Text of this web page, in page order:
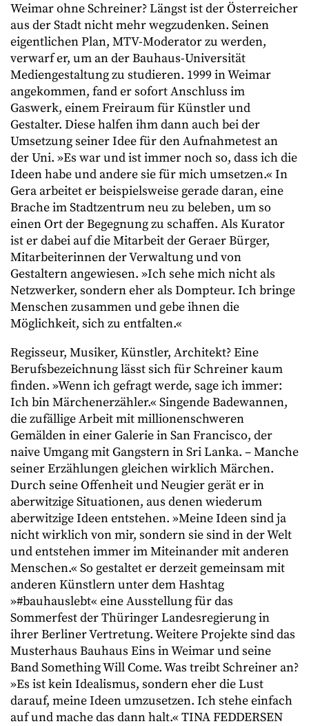
Weimar ohne Schreiner? Längst ist der Österreicher
aus der Stadt nicht mehr wegzudenken. Seinen
eigentlichen Plan, MTV-Moderator zu werden,
verwarf er, um an der Bauhaus-Universität
Mediengestaltung zu studieren. 1999 in Weimar
angekommen, fand er sofort Anschluss im
Gaswerk, einem Freiraum für Künstler und
Gestalter. Diese halfen ihm dann auch bei der
Umsetzung seiner Idee für den Aufnahmetest an
der Uni. »Es war und ist immer noch so, dass ich die
Ideen habe und andere sie für mich umsetzen.« In
Gera arbeitet er beispielsweise gerade daran, eine
Brache im Stadtzentrum neu zu beleben, um so
einen Ort der Begegnung zu schaffen. Als Kurator
ist er dabei auf die Mitarbeit der Geraer Bürger,
Mitarbeiterinnen der Verwaltung und von
Gestaltern angewiesen. »Ich sehe mich nicht als
Netzwerker, sondern eher als Dompteur. Ich bringe
Menschen zusammen und gebe ihnen die
Möglichkeit, sich zu entfalten.«
Regisseur, Musiker, Künstler, Architekt? Eine
Berufsbezeichnung lässt sich für Schreiner kaum
finden. »Wenn ich gefragt werde, sage ich immer:
Ich bin Märchenerzähler.« Singende Badewannen,
die zufällige Arbeit mit millionenschweren
Gemälden in einer Galerie in San Francisco, der
naive Umgang mit Gangstern in Sri Lanka. – Manche
seiner Erzählungen gleichen wirklich Märchen.
Durch seine Offenheit und Neugier gerät er in
aberwitzige Situationen, aus denen wiederum
aberwitzige Ideen entstehen. »Meine Ideen sind ja
nicht wirklich von mir, sondern sie sind in der Welt
und entstehen immer im Miteinander mit anderen
Menschen.« So gestaltet er derzeit gemeinsam mit
anderen Künstlern unter dem Hashtag
»#bauhauslebt« eine Ausstellung für das
Sommerfest der Thüringer Landesregierung in
ihrer Berliner Vertretung. Weitere Projekte sind das
Musterhaus Bauhaus Eins in Weimar und seine
Band Something Will Come. Was treibt Schreiner an?
»Es ist kein Idealismus, sondern eher die Lust
darauf, meine Ideen umzusetzen. Ich stehe einfach
auf und mache das dann halt.« TINA FEDDERSEN